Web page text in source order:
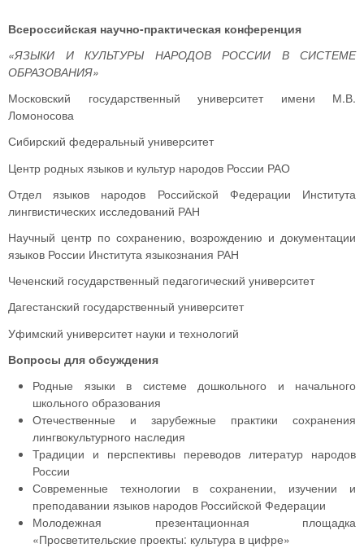
Всероссийская научно-практическая конференция
«ЯЗЫКИ И КУЛЬТУРЫ НАРОДОВ РОССИИ В СИСТЕМЕ
ОБРАЗОВАНИЯ»
Московский государственный университет имени М.В.
Ломоносова
Сибирский федеральный университет
Центр родных языков и культур народов России РАО
Отдел языков народов Российской Федерации Института
лингвистических исследований РАН
Научный центр по сохранению, возрождению и документации
языков России Института языкознания РАН
Чеченский государственный педагогический университет
Дагестанский государственный университет
Уфимский университет науки и технологий
Вопросы для обсуждения
Родные языки в системе дошкольного и начального
школьного образования
Отечественные и зарубежные практики сохранения
лингвокультурного наследия
Традиции и перспективы переводов литератур народов
России
Современные технологии в сохранении, изучении и
преподавании языков народов Российской Федерации
Молодежная презентационная площадка
«Просветительские проекты: культура в цифре»